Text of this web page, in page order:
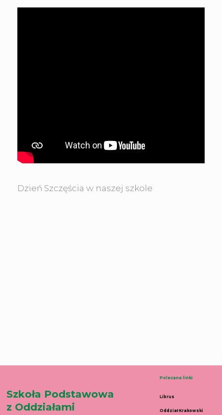
Dzień Szczęścia w naszej szkole
Szkoła Podstawowa
z Oddziałami
Polecane linki
Librus
Oddział Krakowski